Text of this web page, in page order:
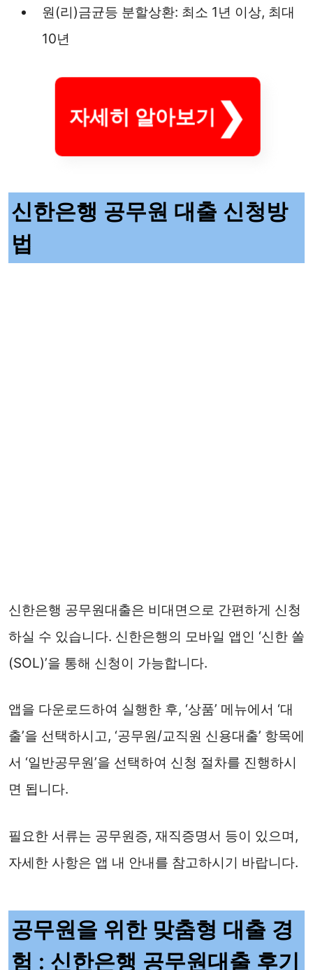
원(리)금균등 분할상환: 최소 1년 이상, 최대
10년
자세히 알아보기
신한은행 공무원 대출 신청방
법
신한은행 공무원대출은 비대면으로 간편하게 신청
하실 수 있습니다. 신한은행의 모바일 앱인 ‘신한 쏠
(SOL)’을 통해 신청이 가능합니다.
앱을 다운로드하여 실행한 후, ‘상품’ 메뉴에서 ‘대
출’을 선택하시고, ‘공무원/교직원 신용대출’ 항목에
서 ‘일반공무원’을 선택하여 신청 절차를 진행하시
면 됩니다.
필요한 서류는 공무원증, 재직증명서 등이 있으며,
자세한 사항은 앱 내 안내를 참고하시기 바랍니다.
공무원을 위한 맞춤형 대출 경
험 : 신한은행 공무원대출 후기